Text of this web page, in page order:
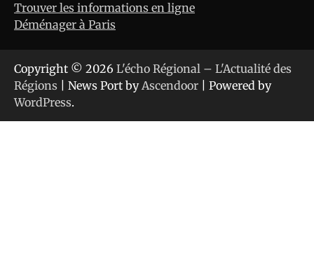
Trouver les informations en ligne
Déménager à Paris
Copyright © 2026 L'écho Régional – L'Actualité des
Régions | News Port byAscendoor | Powered by
WordPress.